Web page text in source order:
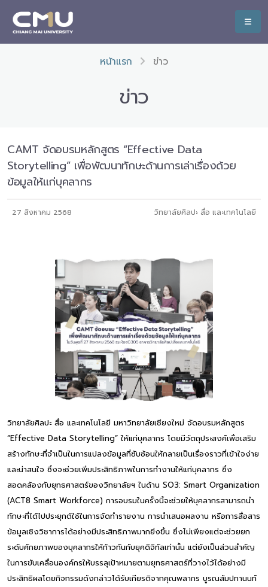
หน้าแรก ข่าว
ข่าว
CAMT จัดอบรมหลักสูตร “Effective Data
Storytelling” เพื่อพัฒนาทักษะด้านการเล่าเรื่องด้วย
ข้อมูลให้แก่บุคลากร
27 สิงหาคม 2568 วิทยาลัยศิลปะ สื่อ และเทคโนโลยี
วิทยาลัยศิลปะ สื่อ และเทคโนโลยี มหาวิทยาลัยเชียงใหม่ จัดอบรมหลักสูตร
“Effective Data Storytelling” ให้แก่บุคลากร โดยมีวัตถุประสงค์เพื่อเสริม
สร้างทักษะที่จำเป็นในการแปลงข้อมูลที่ซับซ้อนให้กลายเป็นเรื่องราวที่เข้าใจง่าย
และน่าสนใจ ซึ่งจะช่วยเพิ่มประสิทธิภาพในการทำงานให้แก่บุคลากร ซึ่ง
สอดคล้องกับยุทธศาสตร์ของวิทยาลัยฯ ในด้าน SO3: Smart Organization
(ACT8 Smart Workforce) การอบรมในครั้งนี้จะช่วยให้บุคลากรสามารถนำ
ทักษะที่ได้ไปประยุกต์ใช้ในการจัดทำรายงาน การนำเสนอผลงาน หรือการสื่อสาร
ข้อมูลเชิงวิชาการได้อย่างมีประสิทธิภาพมากยิ่งขึ้น ซึ่งไม่เพียงแต่จะช่วยยก
ระดับศักยภาพของบุคลากรให้ก้าวทันกับยุคดิจิทัลเท่านั้น แต่ยังเป็นส่วนสำคัญ
ในการขับเคลื่อนองค์กรให้บรรลุเป้าหมายตามยุทธศาสตร์ที่วางไว้ได้อย่างมี
ประสิทธิผลโดยกิจกรรมดังกล่าวได้รับเกียรติจากคุณพลากร บูรณสัมปทานนท์